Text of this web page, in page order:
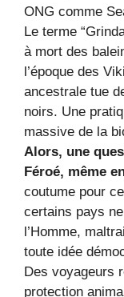
ONG comme
Le terme
à mort des
l’époque des
ancestrale tue
noirs. Une
massive de la
Alors, une
Féroé, même
coutume pour
certains pays
l’Homme,
toute idée
Des voyageurs
protection